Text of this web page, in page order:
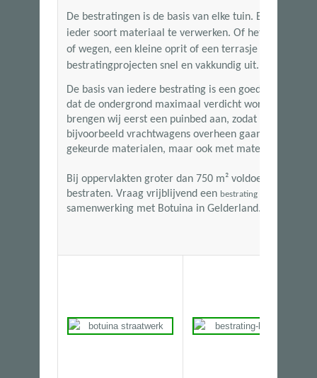
De bestratingen is de basis van elke tuin. Bij Botuina
ieder soort materiaal te verwerken. Of het nu gaat
of wegen, een kleine oprit of een terrasje met
bestratingprojecten snel en vakkundig uit.
De basis van iedere bestrating is een goede
dat de ondergrond maximaal verdicht wordt.
brengen wij eerst een puinbed aan, zodat de
bijvoorbeeld vrachtwagens overheen gaan. Wij
gekeurde materialen, maar ook met materialen van
Bij oppervlakten groter dan 750 m² voldoen wij aan
bestraten. Vraag vrijblijvend een bestrating offerte
samenwerking met Botuina in Gelderland.